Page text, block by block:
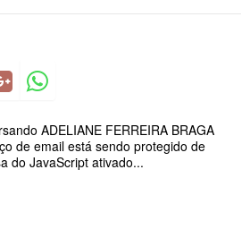
ADELIANE FERREIRA BRAGA
de email está sendo protegido de
do JavaScript ativado...